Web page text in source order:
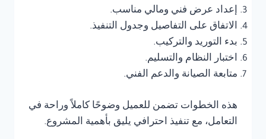
إعداد عرض فني ومالي مناسب.
الاتفاق على التفاصيل وجدول التنفيذ.
بدء التوريد والتركيب.
اختبار النظام والتسليم.
متابعة الصيانة والدعم الفني.
هذه الخطوات تضمن للعميل وضوحًا كاملاً وراحة في
التعامل، مع تنفيذ احترافي يليق بأهمية المشروع.